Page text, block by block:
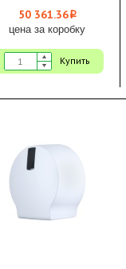
50 361.36i
цена за коробку
Купить